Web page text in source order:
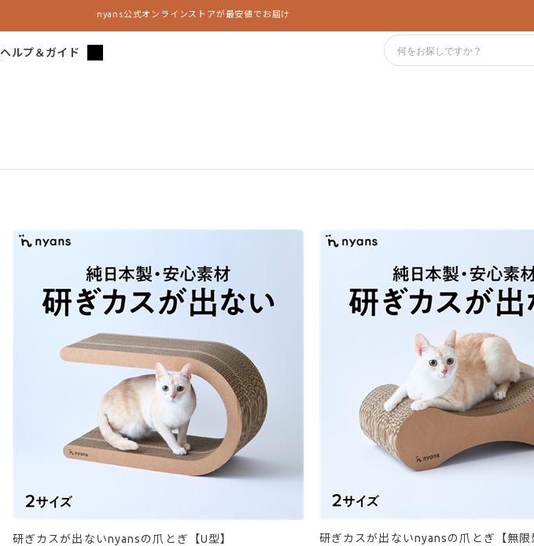
nyans公式オンラインストアが最安値でお届け
ヘルプ＆ガイド
研ぎカスが出ないnyansの爪とぎ【U型】 研ぎカスが出ないnyansの爪とぎ【無限